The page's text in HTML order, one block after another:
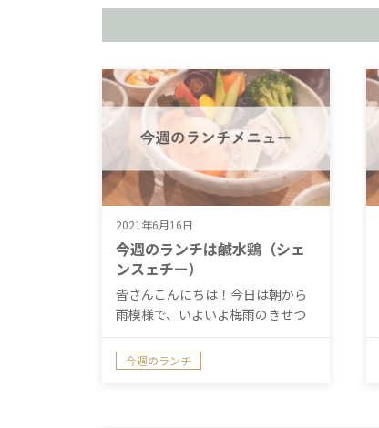
2021年6月16日
今週のランチは鹹水鶏（シェ
ンスェチー）
皆さんこんにちは！今日は朝から
雨模様で、いよいよ梅雨のきせつ
今週のランチ